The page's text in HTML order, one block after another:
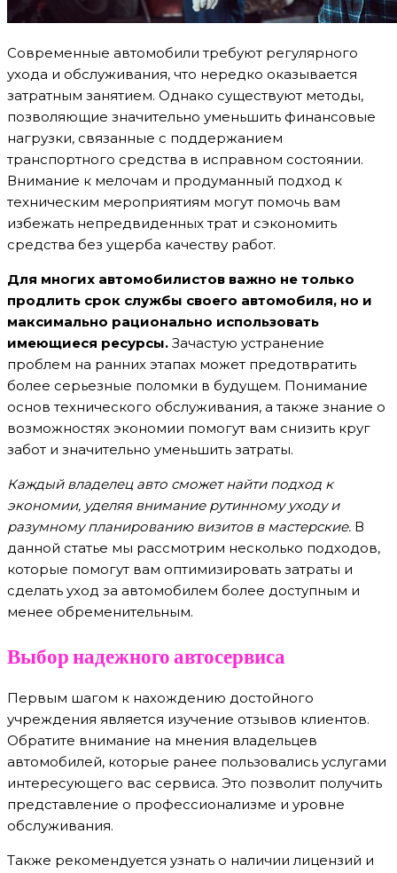
Современные автомобили требуют регулярного
ухода и обслуживания, что нередко оказывается
затратным занятием. Однако существуют методы,
позволяющие значительно уменьшить финансовые
нагрузки, связанные с поддержанием
транспортного средства в исправном состоянии.
Внимание к мелочам и продуманный подход к
техническим мероприятиям могут помочь вам
избежать непредвиденных трат и сэкономить
средства без ущерба качеству работ.
Для многих автомобилистов важно не только
продлить срок службы своего автомобиля, но и
максимально рационально использовать
имеющиеся ресурсы. Зачастую устранение
проблем на ранних этапах может предотвратить
более серьезные поломки в будущем. Понимание
основ технического обслуживания, а также знание о
возможностях экономии помогут вам снизить круг
забот и значительно уменьшить затраты.
Каждый владелец авто сможет найти подход к
экономии, уделяя внимание рутинному уходу и
разумному планированию визитов в мастерские. В
данной статье мы рассмотрим несколько подходов,
которые помогут вам оптимизировать затраты и
сделать уход за автомобилем более доступным и
менее обременительным.
Выбор надежного автосервиса
Первым шагом к нахождению достойного
учреждения является изучение отзывов клиентов.
Обратите внимание на мнения владельцев
автомобилей, которые ранее пользовались услугами
интересующего вас сервиса. Это позволит получить
представление о профессионализме и уровне
обслуживания.
Также рекомендуется узнать о наличии лицензий и